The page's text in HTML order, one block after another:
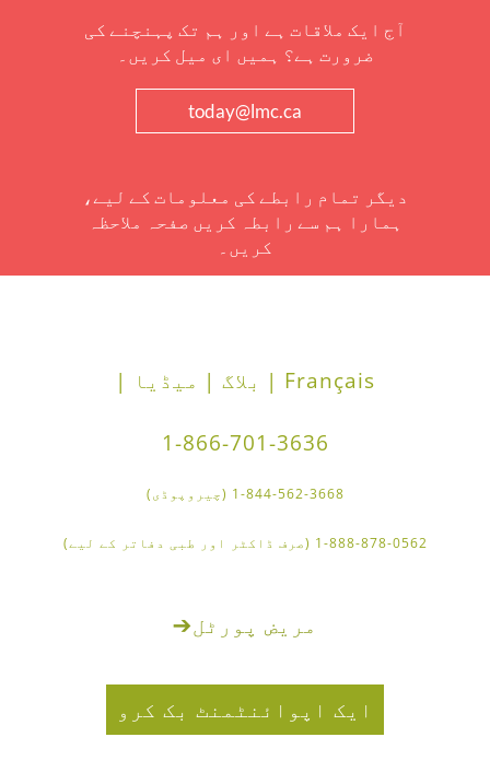
آج ایک ملاقات ہے اور ہم تک پہنچنے کی
ضرورت ہے؟ ہمیں ای میل کریں۔
today@lmc.ca
دیگر تمام رابطے کی معلومات کے لیے،
ہمارا ہم سے رابطہ کریں صفحہ ملاحظہ
کریں۔
Français | بلاگ | میڈیا |
1-866-701-3636
1-844-562-3668 (چیروپوڈی)
1-888-878-0562 (صرف ڈاکٹر اور طبی دفاتر کے لیے)
مریض پورٹل➔
ایک اپوائنٹمنٹ بک کرو